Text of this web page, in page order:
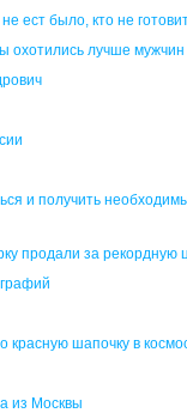
ест было, кто не
охотились лучше мужчин
и получить
продали за рекордную
красную шапочку в
из Москвы